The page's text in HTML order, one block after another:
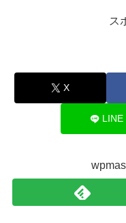
ス
X
LINE